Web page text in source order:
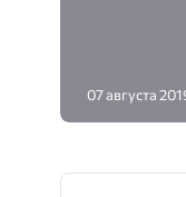
07 августа